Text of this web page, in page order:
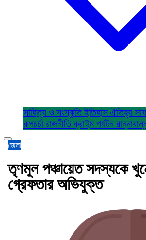
সাহিত্য ও সংস্কৃতিইতিহাস ঐতিহ্য
রূপচর্চা রাজনীতিক্রাইম পর্যটন
জেলা
তৃণমূল পঞ্চায়েত সদস্যকে
গ্রেফতার অভিযুক্ত